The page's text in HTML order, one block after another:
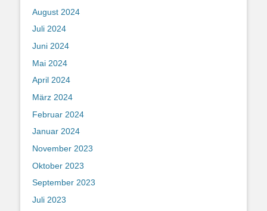
August 2024
Juli 2024
Juni 2024
Mai 2024
April 2024
März 2024
Februar 2024
Januar 2024
November 2023
Oktober 2023
September 2023
Juli 2023